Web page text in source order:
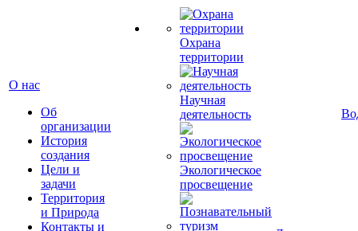
О нас
Об
организации
История
создания
Цели и
задачи
Территория
и Природа
Контакты и
Охрана
территории
Научная
деятельность
Экологическое
просвещение